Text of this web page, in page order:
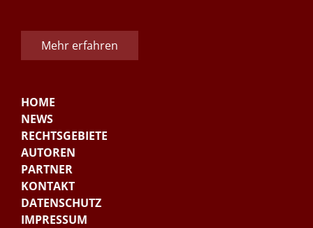
Mehr erfahren
HOME
NEWS
RECHTSGEBIETE
AUTOREN
PARTNER
KONTAKT
DATENSCHUTZ
IMPRESSUM